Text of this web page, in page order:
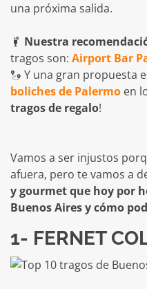
una próxima salida.
Nuestra
tragos son: Airport Bar
Y una gran propuesta
boliches de Palermo en
tragos de regalo!
Vamos a ser injustos
afuera, pero te vamos a
y gourmet que hoy por
Buenos Aires y cómo
1- FERNET